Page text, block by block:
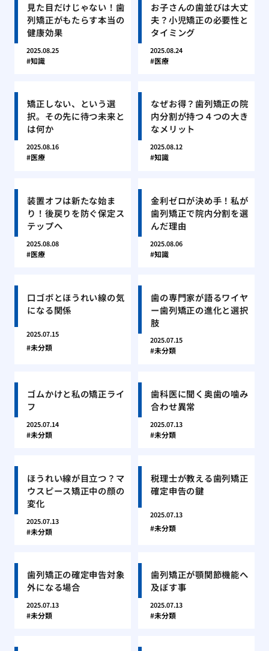
見た目だけじゃない！歯
列矯正がもたらす本当の
健康効果
2025.08.25
知識
お子さんの歯並びは大丈
夫？小児矯正の必要性と
タイミング
2025.08.24
医療
矯正しない、という選
択。その先に待つ未来と
は何か
2025.08.16
医療
なぜお得？歯列矯正の院
内分割が持つ４つの大き
なメリット
2025.08.12
知識
装置オフは新たな始ま
り！後戻りを防ぐ保定ス
テップへ
2025.08.08
医療
金利ゼロが決め手！私が
歯列矯正で院内分割を選
んだ理由
2025.08.06
知識
口ゴボとほうれい線の気
になる関係
2025.07.15
未分類
歯の専門家が語るワイヤ
ー歯列矯正の進化と選択
肢
2025.07.15
未分類
ゴムかけと私の矯正ライ
フ
2025.07.14
未分類
歯科医に聞く奥歯の噛み
合わせ異常
2025.07.13
未分類
ほうれい線が目立つ？マ
ウスピース矯正中の顔の
変化
2025.07.13
未分類
税理士が教える歯列矯正
確定申告の鍵
2025.07.13
未分類
歯列矯正の確定申告対象
外になる場合
2025.07.13
未分類
歯列矯正が顎関節機能へ
及ぼす事
2025.07.13
未分類